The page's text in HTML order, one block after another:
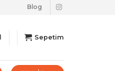
Blog
Sepetim